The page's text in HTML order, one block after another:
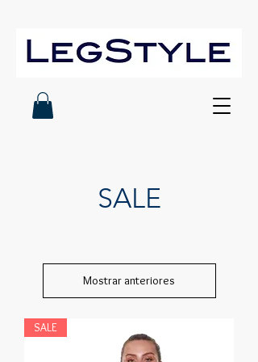
SALE
Mostrar anteriores
SALE